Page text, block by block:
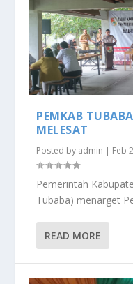
PEMKAB
MELESAT
Posted by admin | Feb
Pemerintah
Tubaba) menarget
READ MORE